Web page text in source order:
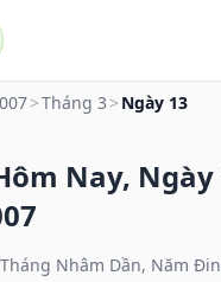
>Tháng 3 > Ngày 13
Nay, Ngày
Nhâm Dần, Năm